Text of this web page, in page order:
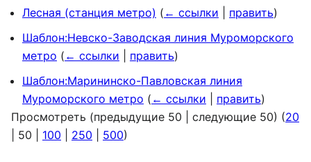
Лесная (станция метро) ( ← ссылки править)
Шаблон:Невско-Заводская линия Муроморского
метро ( ← ссылки править)
Шаблон:Марининско-Павловская линия
Муроморского метро ( ← ссылки править)
Просмотреть (предыдущие 50 следующие 50) (20
50 100 250 500)